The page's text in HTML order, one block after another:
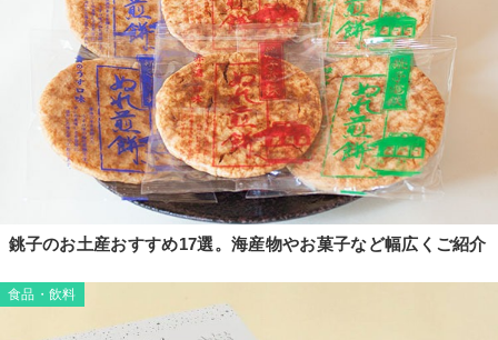
銚子のお土産おすすめ17選。海産物やお菓子など幅広くご紹介
食品・飲料